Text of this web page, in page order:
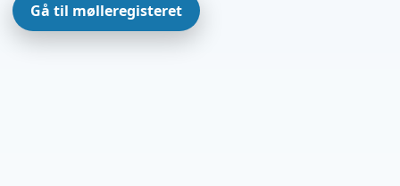
Gå til mølleregisteret